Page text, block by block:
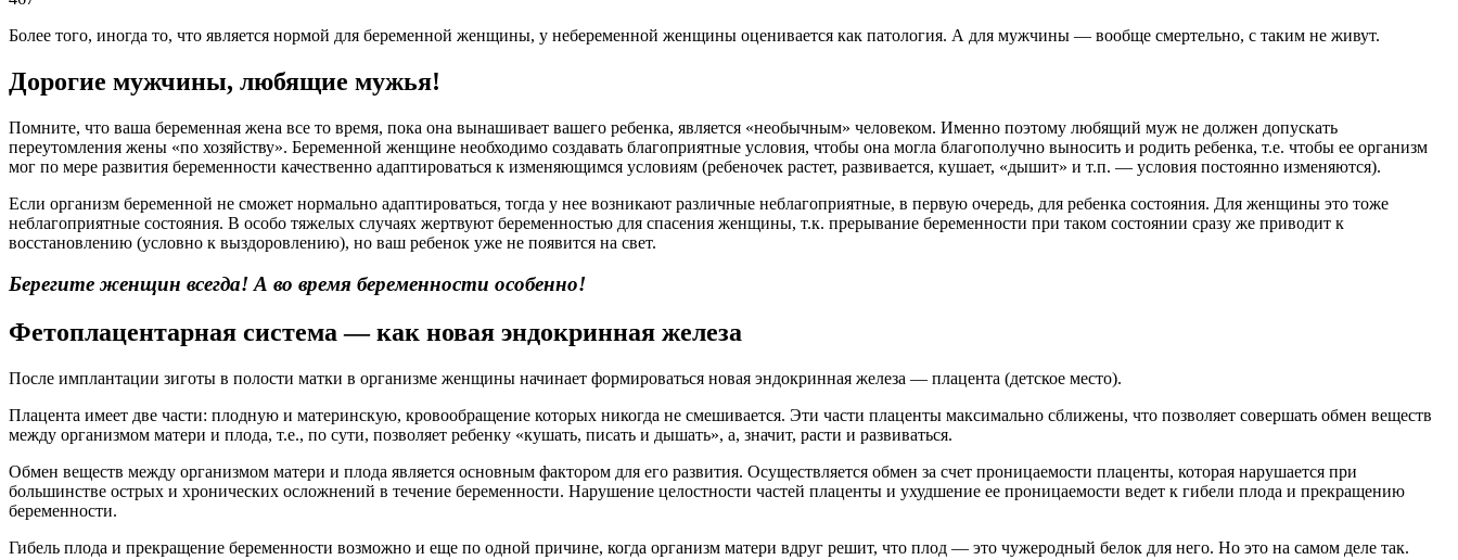
Более того, иногда то, что является нормой для беременной женщины, у небеременной женщины оценивается как патология. А для мужчины — вообще смертельно, с таким не живут.
Дорогие мужчины, любящие мужья!
Помните, что ваша беременная жена все то время, пока она вынашивает вашего ребенка, является «необычным» человеком. Именно поэтому любящий муж не должен допускать
переутомления жены «по хозяйству». Беременной женщине необходимо создавать благоприятные условия, чтобы она могла благополучно выносить и родить ребенка, т.е. чтобы ее организм
мог по мере развития беременности качественно адаптироваться к изменяющимся условиям (ребеночек растет, развивается, кушает, «дышит» и т.п. — условия постоянно изменяются).
Если организм беременной не сможет нормально адаптироваться, тогда у нее возникают различные неблагоприятные, в первую очередь, для ребенка состояния. Для женщины это тоже
неблагоприятные состояния. В особо тяжелых случаях жертвуют беременностью для спасения женщины, т.к. прерывание беременности при таком состоянии сразу же приводит к
восстановлению (условно к выздоровлению), но ваш ребенок уже не появится на свет.
Берегите женщин всегда! А во время беременности особенно!
Фетоплацентарная система — как новая эндокринная железа
После имплантации зиготы в полости матки в организме женщины начинает формироваться новая эндокринная железа — плацента (детское место).
Плацента имеет две части: плодную и материнскую, кровообращение которых никогда не смешивается. Эти части плаценты максимально сближены, что позволяет совершать обмен веществ
между организмом матери и плода, т.е., по сути, позволяет ребенку «кушать, писать и дышать», а, значит, расти и развиваться.
Обмен веществ между организмом матери и плода является основным фактором для его развития. Осуществляется обмен за счет проницаемости плаценты, которая нарушается при
большинстве острых и хронических осложнений в течение беременности. Нарушение целостности частей плаценты и ухудшение ее проницаемости ведет к гибели плода и прекращению
беременности.
Гибель плода и прекращение беременности возможно и еще по одной причине, когда организм матери вдруг решит, что плод — это чужеродный белок для него. Но это на самом деле так.